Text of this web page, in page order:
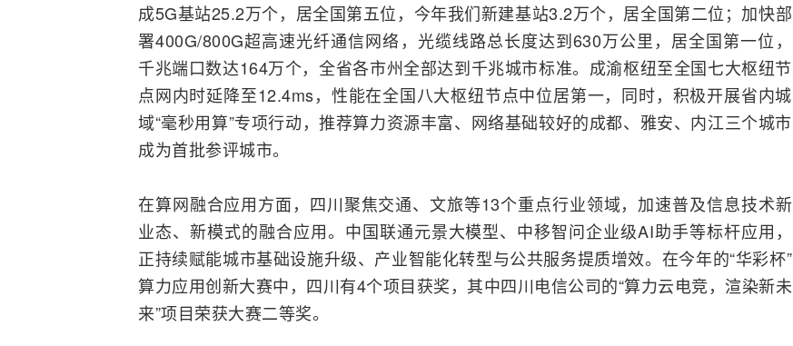
成5G基站25.2万个，居全国第五位，今年我们新建基站3.2万个，居全国第二位；加快部
署400G/800G超高速光纤通信网络， 光缆线路总长度达到630万公里，居全国第一位，
千兆端口数达164万个，全省各市州全部达到千兆城市标准。成渝枢纽至全国七大枢纽节
点网内时延降至12.4ms，性能在全国八大枢纽节点中位居第一，同时，积极开展省内城
域“毫秒用算”专项行动，推荐算力资源丰富、网络基础较好的成都、雅安、内江三个城市
成为首批参评城市。
在算网融合应用方面，四川聚焦交通、文旅等13个重点行业领域，加速普及信息技术新
业态、新模式的融合应用。中国联通元景大模型、中移智问企业级AI助手等标杆应用，
正持续赋能城市基础设施升级、产业智能化转型与公共服务提质增效。在今年的“华彩杯”
算力应用创新大赛中，四川有4个项目获奖，其中四川电信公司的“算力云电竞，渲染新未
来”项目荣获大赛二等奖。